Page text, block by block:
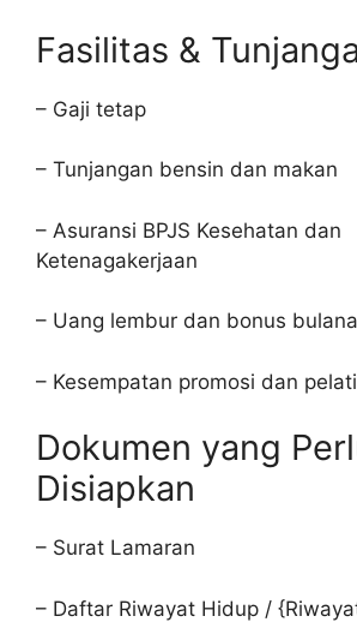
Fasilitas &
– Gaji tetap
– Tunjangan bensin dan makan
– Asuransi BPJS Kesehatan dan
Ketenagakerjaan
– Uang lembur dan bonus
– Kesempatan promosi dan
Dokumen yang
Disiapkan
– Surat Lamaran
– Daftar Riwayat Hidup /